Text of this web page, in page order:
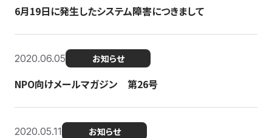
6月19日に発生したシステム障害につきまして
2020.06.05 お知らせ
NPO向けメールマガジン 第26号
2020.05.11 お知らせ